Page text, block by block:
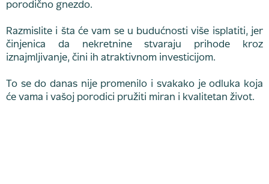
porodično gnezdo.
Razmislite i šta će vam se u budućnosti više isplatiti, jer
činjenica da nekretnine stvaraju prihode kroz
iznajmljivanje, čini ih atraktivnom investicijom.
To se do danas nije promenilo i svakako je odluka koja
će vama i vašoj porodici pružiti miran i kvalitetan život.